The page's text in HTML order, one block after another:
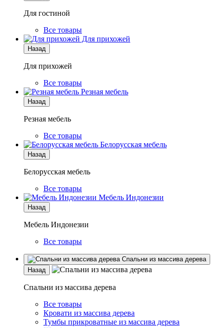
Для гостиной
Все товары
Для прихожей
Назад
Для прихожей
Все товары
Резная мебель
Назад
Резная мебель
Все товары
Белорусская мебель
Назад
Белорусская мебель
Все товары
Мебель Индонезии
Назад
Мебель Индонезии
Все товары
Спальни из массива дерева
Назад
Спальни из массива дерева
Все товары
Кровати из массива дерева
Тумбы прикроватные из массива дерева